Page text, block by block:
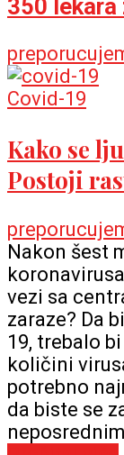
350
Covid-19
Kako se
Postoji
Nakon šest
vezi sa
zaraze? Da
19, trebalo
količini
potrebno
da biste se